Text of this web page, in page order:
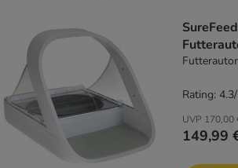
UVP 170,00
149,99
Rating: